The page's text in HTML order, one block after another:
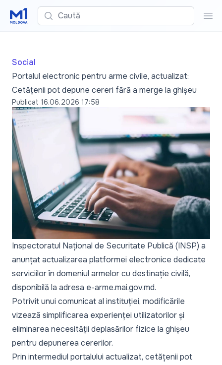
Caută
Social
Portalul electronic pentru arme civile, actualizat:
Cetățenii pot depune cereri fără a merge la ghișeu
Publicat 16.06.2026 17:58
Inspectoratul Național de Securitate Publică (INSP) a
anunțat actualizarea platformei electronice dedicate
serviciilor în domeniul armelor cu destinație civilă,
disponibilă la adresa e-arme.mai.gov.md.
Potrivit unui comunicat al instituției, modificările
vizează simplificarea experienței utilizatorilor și
eliminarea necesității deplasărilor fizice la ghișeu
pentru depunerea cererilor.
Prin intermediul portalului actualizat, cetățenii pot